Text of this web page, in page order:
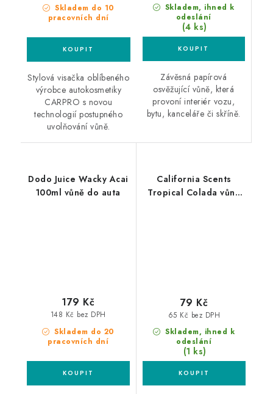
Skladem do 10
pracovních dní
Stylová visačka oblíbeného
výrobce autokosmetiky
CARPRO s novou
technologií postupného
uvolňování vůně.
Skladem, ihned k
odeslání
(4 ks)
Závěsná papírová
osvěžující vůně, která
provoní interiér vozu,
bytu, kanceláře či skříně.
Dodo Juice Wacky Acai
100ml vůně do auta
Skladem do 20
pracovních dní
148 Kč bez DPH
179 Kč
California Scents
Tropical Colada vůně
Skladem, ihned k
odeslání
(1 ks)
65 Kč bez DPH
79 Kč